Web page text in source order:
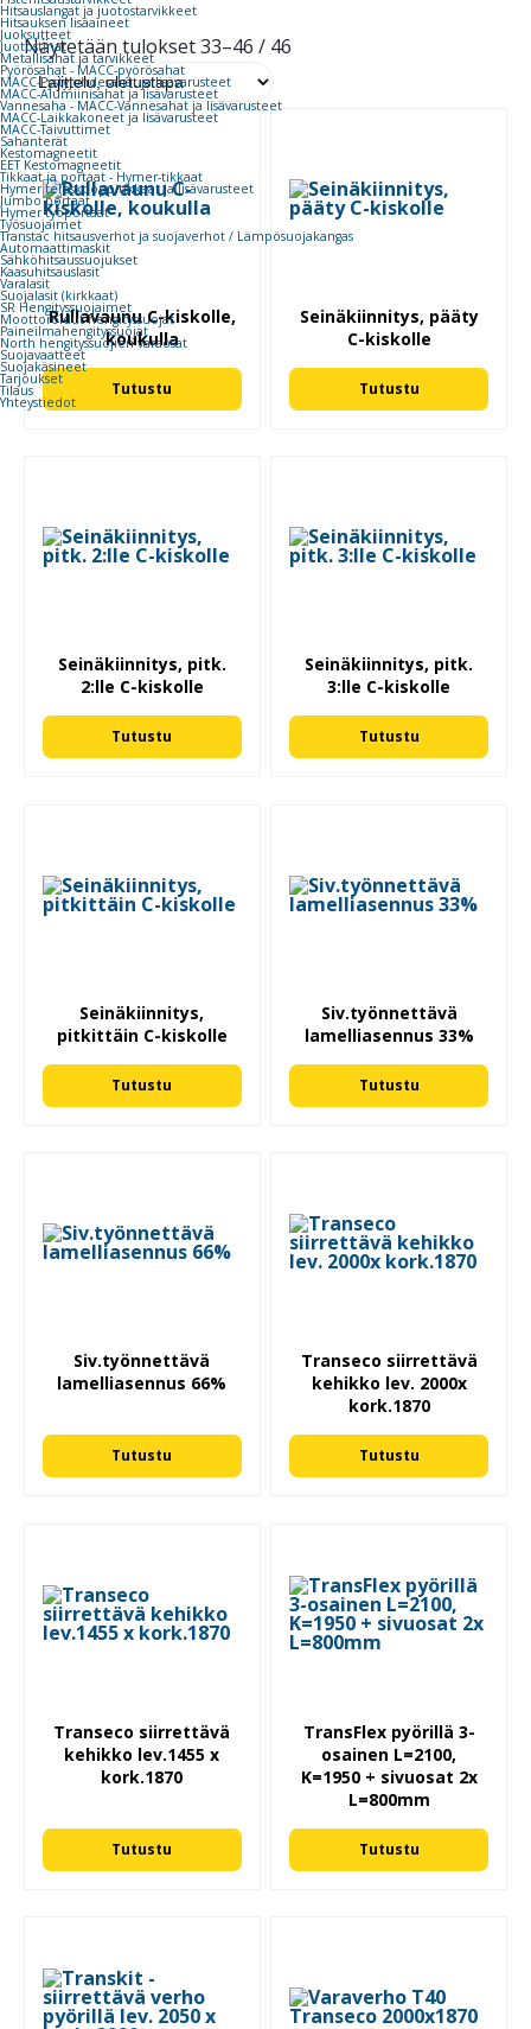
Hitsauslangat ja juotostarvikkeet
Hitsauksen lisäaineet
Juoksutteet
Juotostinat
Metallisahat ja tarvikkeet
Pyörösahat - MACC-pyörösahat
MACC-Pystyjohdesahat ja lisävarusteet
MACC-Alumiinisahat ja lisävarusteet
Vannesaha - MACC-Vannesahat ja lisävarusteet
MACC-Laikkakoneet ja lisävarusteet
MACC-Taivuttimet
Sahanterät
Kestomagneetit
EET Kestomagneetit
Tikkaat ja portaat - Hymer-tikkaat
Hymer teleskooppitikkaat ja lisävarusteet
Jumbo portaat
Hymer työportaat
Työsuojaimet
Transtac hitsausverhot ja suojaverhot / Lämpösuojakangas
Automaattimaskit
Sähköhitsaussuojukset
Kaasuhitsauslasit
Varalasit
Suojalasit (kirkkaat)
SR Hengityssuojaimet
Moottoroidut hengityssuojat
Paineilmahengityssuojat
North hengityssuojien varaosat
Suojavaatteet
Suojakäsineet
Tarjoukset
Tilaus
Yhteystiedot
Näytetään tulokset 33–46 / 46
Rullavaunu C-kiskolle,
koukulla
Tutustu
Seinäkiinnitys, pääty
C-kiskolle
Tutustu
Seinäkiinnitys, pitk.
2:lle C-kiskolle
Tutustu
Seinäkiinnitys, pitk.
3:lle C-kiskolle
Tutustu
Seinäkiinnitys,
pitkittäin C-kiskolle
Tutustu
Siv.työnnettävä
lamelliasennus 33%
Tutustu
Siv.työnnettävä
lamelliasennus 66%
Tutustu
Transeco siirrettävä
kehikko lev. 2000x
kork.1870
Tutustu
Transeco siirrettävä
kehikko lev.1455 x
kork.1870
Tutustu
TransFlex pyörillä 3-
osainen L=2100,
K=1950 + sivuosat 2x
L=800mm
Tutustu